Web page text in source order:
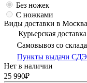
Без ножек
С ножками
Виды доставки в Москва
Курьерская
Самовывоз со
Пункты выдачи
Нет в наличии
25 990₽